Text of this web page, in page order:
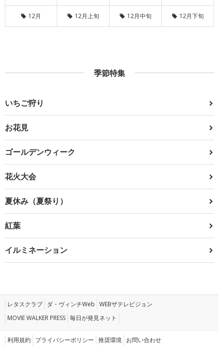
12月 12月上旬 12月中旬 12月下旬
季節特集
いちご狩り
お花見
ゴールデンウィーク
花火大会
夏休み（夏祭り）
紅葉
イルミネーション
レタスクラブ ダ・ヴィンチWeb WEBザテレビジョン
MOVIE WALKER PRESS 毎日が発見ネット
利用規約 プライバシーポリシー 推奨環境 お問い合わせ